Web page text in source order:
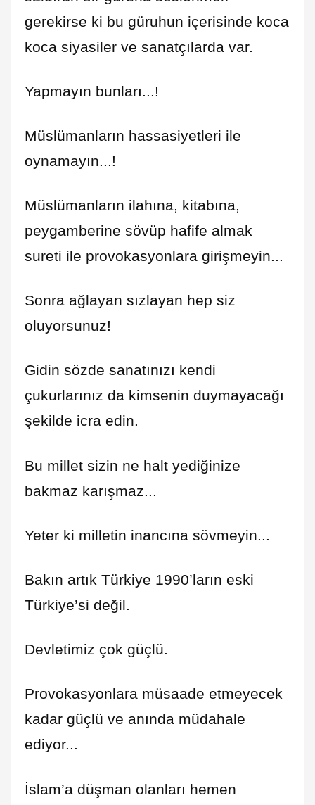
gerekirse ki bu güruhun içerisinde koca
koca siyasiler ve sanatçılarda var.
Yapmayın bunları...!
Müslümanların hassasiyetleri ile
oynamayın...!
Müslümanların ilahına, kitabına,
peygamberine sövüp hafife almak
sureti ile provokasyonlara girişmeyin...
Sonra ağlayan sızlayan hep siz
oluyorsunuz!
Gidin sözde sanatınızı kendi
çukurlarınız da kimsenin duymayacağı
şekilde icra edin.
Bu millet sizin ne halt yediğinize
bakmaz karışmaz...
Yeter ki milletin inancına sövmeyin...
Bakın artık Türkiye 1990’ların eski
Türkiye’si değil.
Devletimiz çok güçlü.
Provokasyonlara müsaade etmeyecek
kadar güçlü ve anında müdahale
ediyor...
İslam’a düşman olanları hemen